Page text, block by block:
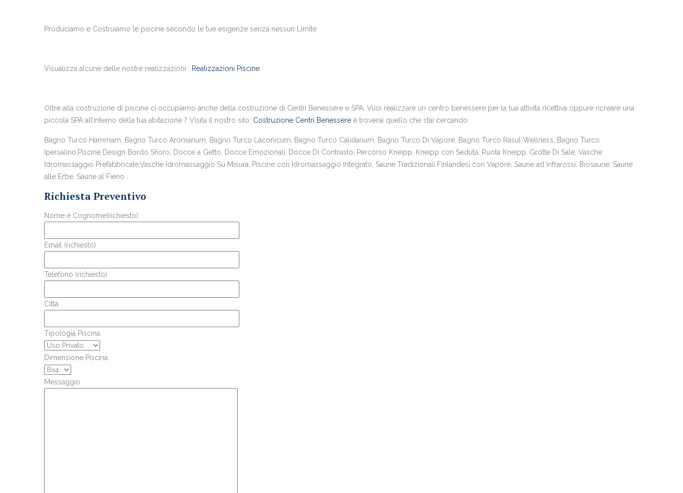
Produciamo e Costruiamo le piscine secondo le tue esigenze senza nessun Limite
Visualizza alcune delle nostre realizzazioni : Realizzazioni Piscine
Oltre alla costruzione di piscine ci occupiamo anche della costruzione di Centri Benessere e SPA. Vuoi realizzare un centro benessere per la tua attività ricettiva oppure ricreare una
piccola SPA all’interno della tua abitazione ? Visita il nostro sito: Costruzione Centri Benessere e troverai quello che stai cercando.
Bagno Turco Hammam, Bagno Turco Aromarium, Bagno Turco Laconicum, Bagno Turco Calidarium, Bagno Turco Di Vapore, Bagno Turco Rasul Wellness, Bagno Turco
Ipersalino,Piscine Design Bordo Sfioro, Docce a Getto, Docce Emozionali, Docce Di Contrasto, Percorso Kneipp, Kneipp con Seduta, Ruota Kneipp, Grotte Di Sale, Vasche
Idromassaggio Prefabbricate,Vasche Idromassaggio Su Misura, Piscine con Idromassaggio Integrato, Saune Tradizionali Finlandesi con Vapore, Saune ad Infrarossi, Biosaune, Saune
alle Erbe, Saune al Fieno .
Richiesta Preventivo
Nome e Cognome(richiesto)
Email (richiesto)
Telefono (richiesto)
Città
Tipologia Piscina
Dimensione Piscina
Messaggio